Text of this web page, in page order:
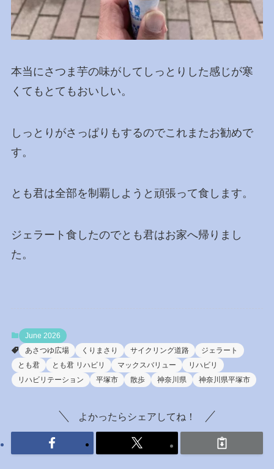
本当にさつま芋の味がしてしっとりした感じが寒
くてもとてもおいしい。
しっとりがさっぱりもするのでこれまたお勧めで
す。
とも君は全部を制覇しようと頑張って食します。
ジェラート食したのでとも君はお家へ帰りまし
た。
June 2026
あさつゆ広場
くりまさり サイクリング道路
ジェラート
とも君
とも君 リハビリ マックスバリュー
リハビリ
リハビリテーション
平塚市 散歩 神奈川県 神奈川県平塚市
よかったらシェアしてね！